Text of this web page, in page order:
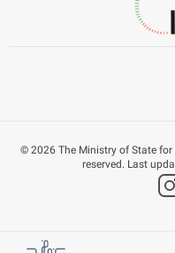
© 2026 The Ministry of State
reserved. Last